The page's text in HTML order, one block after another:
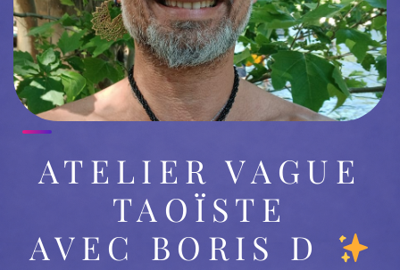
ATELIER VAGUE
TAOÏSTE
AVEC BORIS D